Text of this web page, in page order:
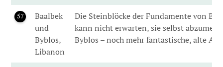
57
Baalbek
und
Byblos,
Libanon
Die Steinblöcke der Fundamente von
kann nicht erwarten, sie selbst
Byblos – noch mehr fantastische, alte